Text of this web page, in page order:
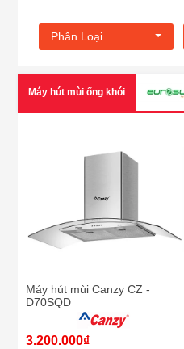
Phân Loại
Máy hút mùi ống khói
Máy hút mùi Canzy CZ -
D70SQD
3.200.000₫